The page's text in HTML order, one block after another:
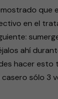
que
en el
ahí
hacer
sólo 3